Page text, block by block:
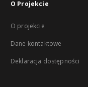
O Projekcie
O projekcie
Dane kontaktowe
Deklaracja dostępności